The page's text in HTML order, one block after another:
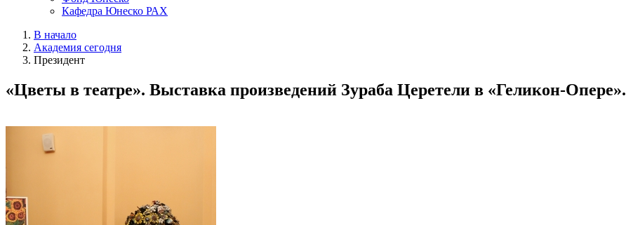
Кафедра Юнеско РАХ
В начало
Академия сегодня
Президент
«Цветы в театре». Выставка произведений Зураба Церетели в «Геликон-Опере».